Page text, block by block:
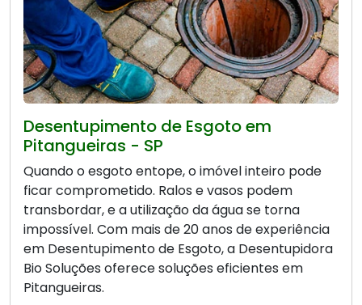
Desentupimento de Esgoto em
Pitangueiras - SP
Quando o esgoto entope, o imóvel inteiro pode
ficar comprometido. Ralos e vasos podem
transbordar, e a utilização da água se torna
impossível. Com mais de 20 anos de experiência
em Desentupimento de Esgoto, a Desentupidora
Bio Soluções oferece soluções eficientes em
Pitangueiras.